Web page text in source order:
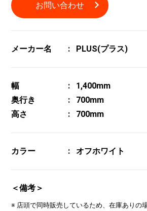
お問い合わせ
メーカー名 PLUS(プラス)
幅
1,400mm
奥行き
700mm
高さ
700mm
カラー オフホワイト
＜備考＞
※ 店頭で同時販売しているため、在庫ありの